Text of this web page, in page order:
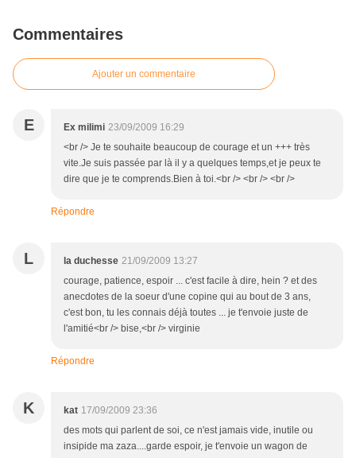
Commentaires
Ajouter un commentaire
E Ex milimi 23/09/2009 16:29
<br /> Je te souhaite beaucoup de courage et un +++ très
vite.Je suis passée par là il y a quelques temps,et je peux te
dire que je te comprends.Bien à toi.<br /> <br /> <br />
Répondre
L la duchesse 21/09/2009 13:27
courage, patience, espoir ... c'est facile à dire, hein ? et des
anecdotes de la soeur d'une copine qui au bout de 3 ans,
c'est bon, tu les connais déjà toutes ... je t'envoie juste de
l'amitié<br /> bise,<br /> virginie
Répondre
K kat 17/09/2009 23:36
des mots qui parlent de soi, ce n'est jamais vide, inutile ou
insipide ma zaza....garde espoir, je t'envoie un wagon de